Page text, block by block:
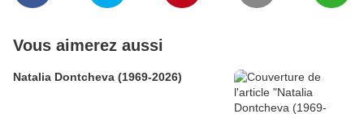
Vous aimerez aussi
Natalia Dontcheva (1969-2026)